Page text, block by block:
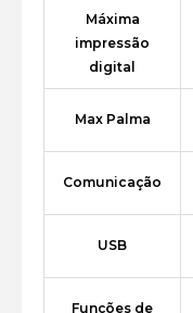
Máxima
impressão
digital
Max Palma
Comunicação
USB
Funções de